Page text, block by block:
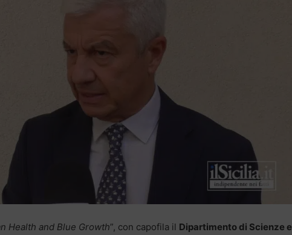
Health and Blue Growth”, con capofila il Dipartimento di Scienze e